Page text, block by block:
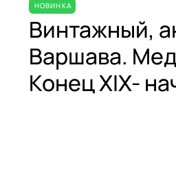
НОВИНКА
Винтажный,
Варшава.
Конец XIX-